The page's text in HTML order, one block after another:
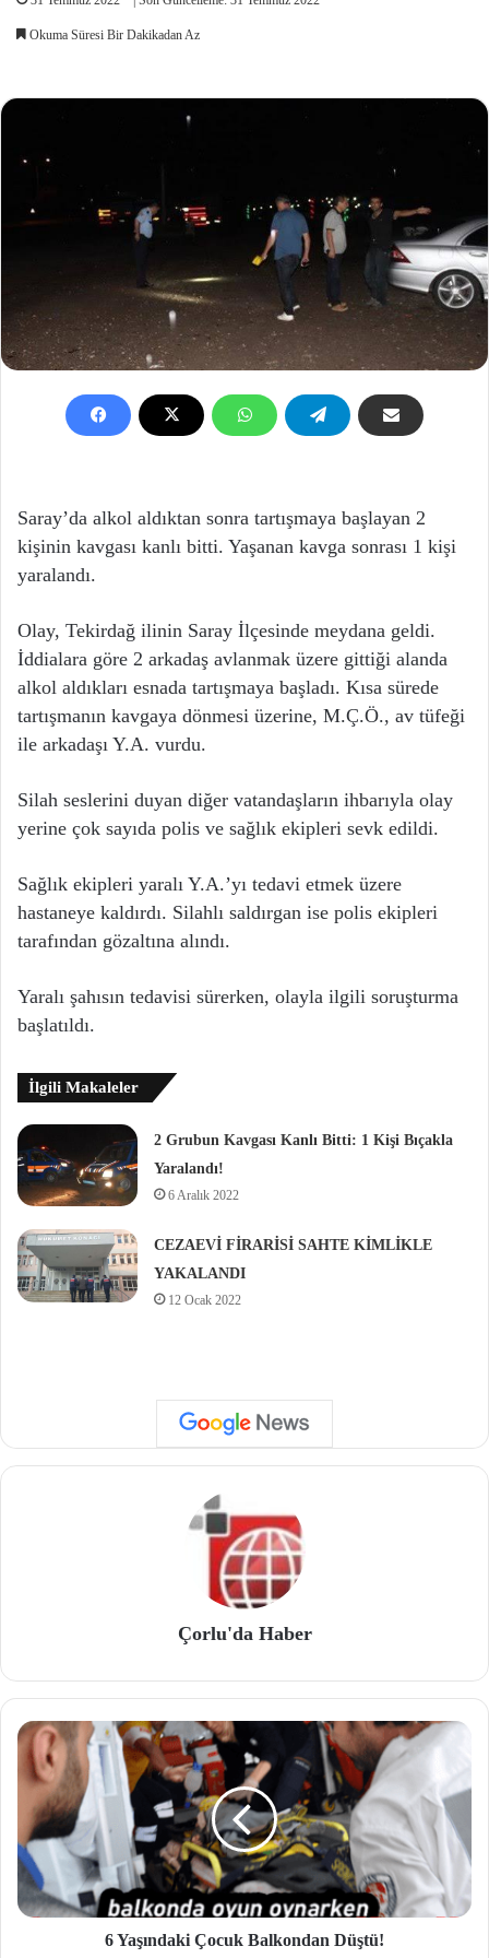
Okuma Süresi Bir Dakikadan Az
Saray’da alkol aldıktan sonra tartışmaya başlayan 2
kişinin kavgası kanlı bitti. Yaşanan kavga sonrası 1 kişi
yaralandı.
Olay, Tekirdağ ilinin Saray İlçesinde meydana geldi.
İddialara göre 2 arkadaş avlanmak üzere gittiği alanda
alkol aldıkları esnada tartışmaya başladı. Kısa sürede
tartışmanın kavgaya dönmesi üzerine, M.Ç.Ö., av tüfeği
ile arkadaşı Y.A. vurdu.
Silah seslerini duyan diğer vatandaşların ihbarıyla olay
yerine çok sayıda polis ve sağlık ekipleri sevk edildi.
Sağlık ekipleri yaralı Y.A.’yı tedavi etmek üzere
hastaneye kaldırdı. Silahlı saldırgan ise polis ekipleri
tarafından gözaltına alındı.
Yaralı şahısın tedavisi sürerken, olayla ilgili soruşturma
başlatıldı.
İlgili Makaleler
2 Grubun Kavgası Kanlı Bitti: 1 Kişi Bıçakla
Yaralandı!
6 Aralık 2022
CEZAEVİ FİRARİSİ SAHTE KİMLİKLE
YAKALANDI
12 Ocak 2022
Çorlu'da Haber
6 Yaşındaki Çocuk Balkondan Düştü!